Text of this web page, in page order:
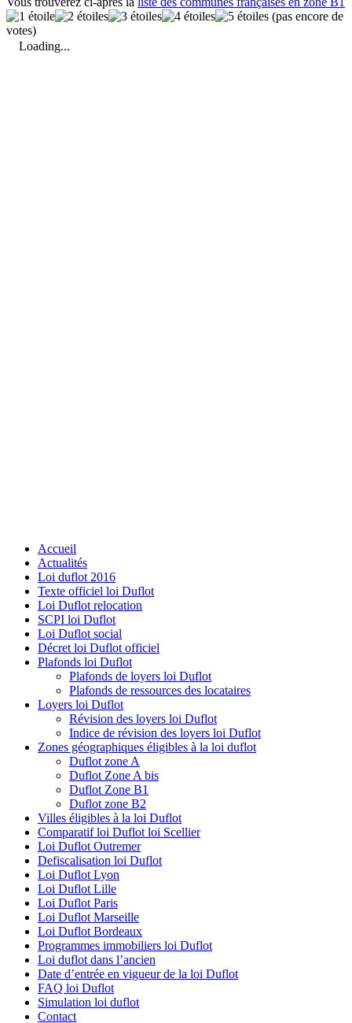
(pas encore de
votes)
Loading...
Accueil
Actualités
Loi duflot 2016
Texte officiel loi Duflot
Loi Duflot relocation
SCPI loi Duflot
Loi Duflot social
Décret loi Duflot officiel
Plafonds loi Duflot
Plafonds de loyers loi Duflot
Plafonds de ressources des locataires
Loyers loi Duflot
Révision des loyers loi Duflot
Indice de révision des loyers loi Duflot
Zones géographiques éligibles à la loi duflot
Duflot zone A
Duflot Zone A bis
Duflot Zone B1
Duflot zone B2
Villes éligibles à la loi Duflot
Comparatif loi Duflot loi Scellier
Loi Duflot Outremer
Defiscalisation loi Duflot
Loi Duflot Lyon
Loi Duflot Lille
Loi Duflot Paris
Loi Duflot Marseille
Loi Duflot Bordeaux
Programmes immobiliers loi Duflot
Loi duflot dans l’ancien
Date d’entrée en vigueur de la loi Duflot
FAQ loi Duflot
Simulation loi duflot
Contact